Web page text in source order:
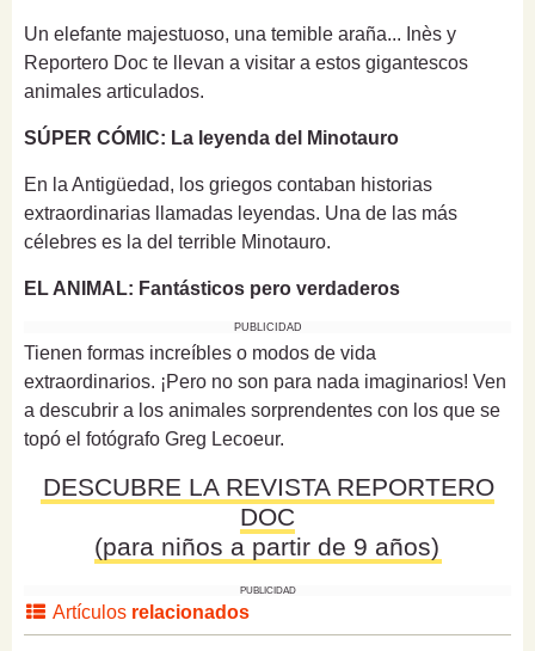
Un elefante majestuoso, una temible araña... Inès y
Reportero Doc te llevan a visitar a estos gigantescos
animales articulados.
SÚPER CÓMIC: La leyenda del Minotauro
En la Antigüedad, los griegos contaban historias
extraordinarias llamadas leyendas. Una de las más
célebres es la del terrible Minotauro.
EL ANIMAL: Fantásticos pero verdaderos
PUBLICIDAD
Tienen formas increíbles o modos de vida
extraordinarios. ¡Pero no son para nada imaginarios! Ven
a descubrir a los animales sorprendentes con los que se
topó el fotógrafo Greg Lecoeur.
DESCUBRE LA REVISTA REPORTERO
DOC
(para niños a partir de 9 años)
PUBLICIDAD
Artículos relacionados